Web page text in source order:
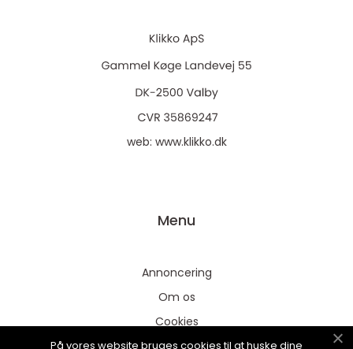
web: www.klikko.dk
Menu
Annoncering
Om os
Cookies
På vores website bruges cookies til at huske dine